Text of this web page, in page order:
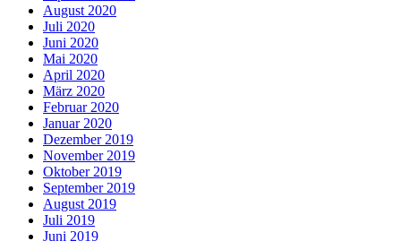
August 2020
Juli 2020
Juni 2020
Mai 2020
April 2020
März 2020
Februar 2020
Januar 2020
Dezember 2019
November 2019
Oktober 2019
September 2019
August 2019
Juli 2019
Juni 2019